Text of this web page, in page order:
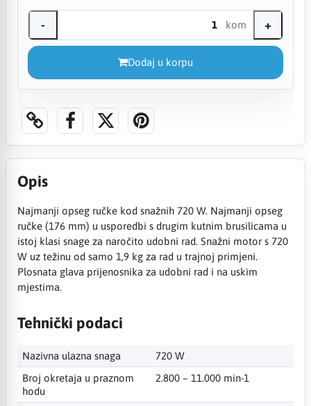
- kom +
Dodaj u korpu
Opis
Najmanji opseg ručke kod snažnih 720 W. Najmanji opseg
ručke (176 mm) u usporedbi s drugim kutnim brusilicama u
istoj klasi snage za naročito udobni rad. Snažni motor s 720
W uz težinu od samo 1,9 kg za rad u trajnoj primjeni.
Plosnata glava prijenosnika za udobni rad i na uskim
mjestima.
Tehnički podaci
Nazivna ulazna snaga
720 W
Broj okretaja u praznom
hodu
2.800 – 11.000 min-1